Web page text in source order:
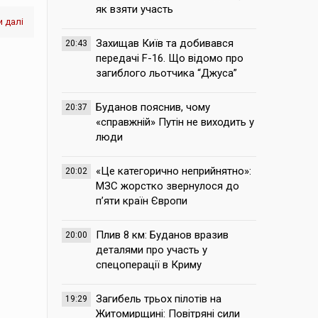
далі
як взяти участь
20:43
Захищав Київ та добивався
передачі F-16. Що відомо про
загиблого льотчика “Джуса”
20:37
Буданов пояснив, чому
«справжній» Путін не виходить у
люди
20:02
«Це категорично неприйнятно»:
МЗС жорстко звернулося до
п’яти країн Європи
20:00
Плив 8 км: Буданов вразив
деталями про участь у
спецоперації в Криму
19:29
Загибель трьох пілотів на
Житомирщині: Повітряні сили